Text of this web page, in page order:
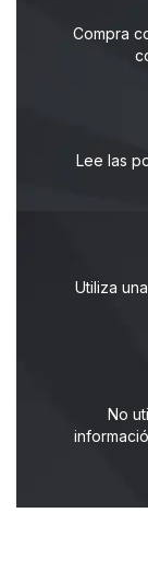
Compra
Lee las
Utiliza
No